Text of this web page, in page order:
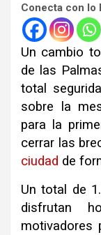
Conecta con lo
Un cambio
de las
total
sobre la
para la
cerrar las
ciudad de
Un total de
disfrutan
motivadores